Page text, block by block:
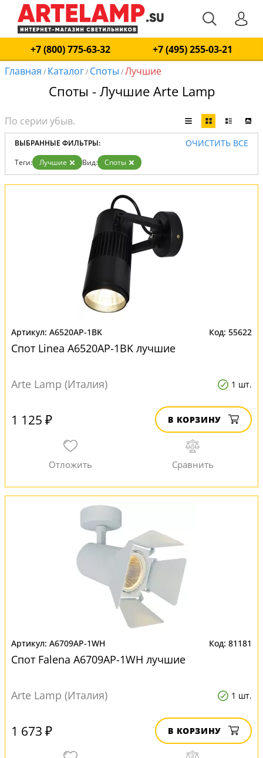
+7 (800) 775-63-32
+7 (495) 255-03-21
Главная / Каталог/ Споты /Лучшие
Споты - Лучшие Arte Lamp
ВЫБРАННЫЕ ФИЛЬТРЫ: ОЧИСТИТЬ ВСЕ
Теги: Лучшие Вид: Споты
A6520AP-1BK 55622
Спот Linea A6520AP-1BK лучшие
Arte Lamp (Италия) 1 шт.
1 125 ₽ В КОРЗИНУ
A6709AP-1WH 81181
Спот Falena A6709AP-1WH лучшие
Arte Lamp (Италия) 1 шт.
1 673 ₽ В КОРЗИНУ